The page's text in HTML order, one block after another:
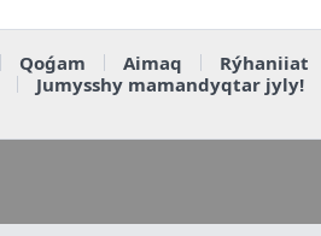
Qoǵam Aimaq Rýhaniiat
Jumysshy mamandyqtar jyly!